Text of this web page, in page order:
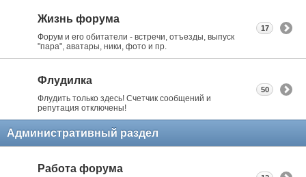
Жизнь форума
Форум и его обитатели - встречи, отъезды, выпуск
"пара", аватары, ники, фото и пр.
17
Флудилка
Флудить только здесь! Счетчик сообщений и
репутация отключены!
50
Административный раздел
Работа форума